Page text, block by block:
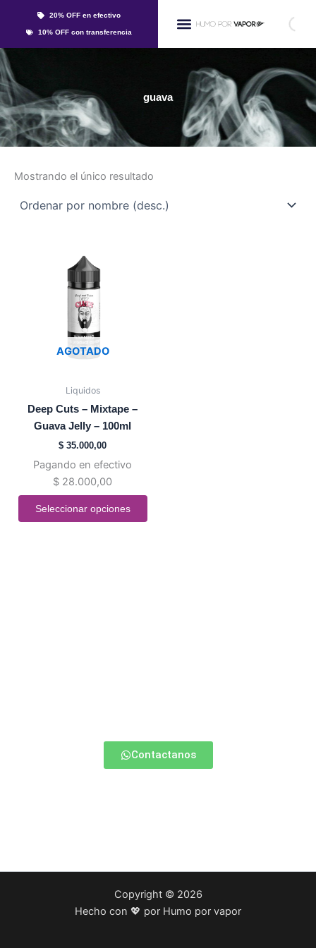
20% OFF en efectivo
10% OFF con transferencia Whatsapp
guava
Mostrando el único resultado
AGOTADO
Liquidos
Deep Cuts – Mixtape –
Guava Jelly – 100ml
$ 35.000,00
Pagando en efectivo
$ 28.000,00
Seleccionar opciones
producto
tiene
múltiples
variantes.
Las
opciones
la
página
de
producto
Contactanos
Copyright © 2026
Hecho con 💖 por Humo por vapor